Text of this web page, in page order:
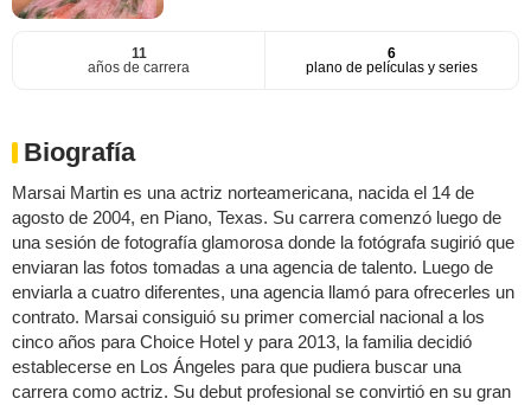
11
años de carrera
6
plano de películas y series
Biografía
Marsai Martin es una actriz norteamericana, nacida el 14 de
agosto de 2004, en Piano, Texas. Su carrera comenzó luego de
una sesión de fotografía glamorosa donde la fotógrafa sugirió que
enviaran las fotos tomadas a una agencia de talento. Luego de
enviarla a cuatro diferentes, una agencia llamó para ofrecerles un
contrato. Marsai consiguió su primer comercial nacional a los
cinco años para Choice Hotel y para 2013, la familia decidió
establecerse en Los Ángeles para que pudiera buscar una
carrera como actriz. Su debut profesional se convirtió en su gran